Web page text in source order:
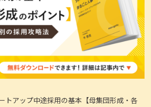
トアップ中途採用の基本【母集団形成・各